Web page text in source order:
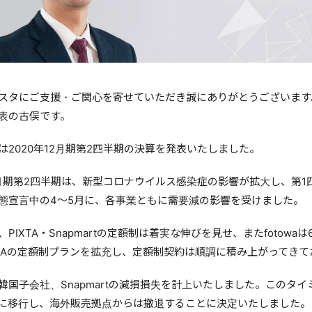
タにご支援・ご関心を寄せていただき誠にありがとうございま
の古俣です。
2020年12月期第2四半期の決算を発表いたしました。
第2四半期は、新型コロナウイルス感染症の影響が拡大し、第
宣言中の4〜5月に、各事業ともに需要減の影響を受けました。
PIXTA・Snapmartの定額制は着実な伸びを見せ、またfotowa
の定額制プランを拡充し、定額制契約は順調に積み上がってき
国子会社、Snapmartの減損損失を計上いたしました。このタ
移行し、海外販売拠点からは撤退することに決定いたしました。